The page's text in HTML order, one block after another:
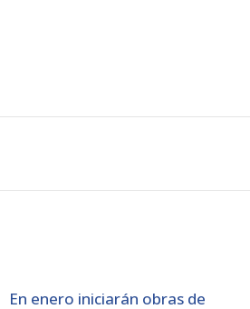
En enero iniciarán obras de